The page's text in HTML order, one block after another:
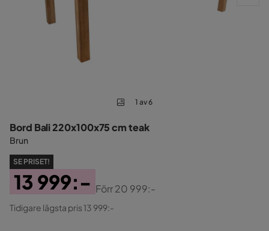
1 av 6
Bord Bali 220x100x75 cm teak
Brun
SE PRISET!
Pris
13 999:-
Original
Förr20 999:-
Tidigare lägsta pris 13 999:-